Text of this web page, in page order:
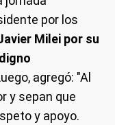
por los
Milei por su
agregó: "Al
y sepan que
y apoyo.